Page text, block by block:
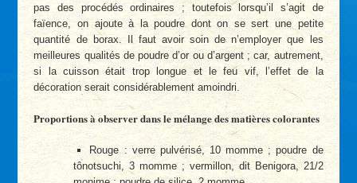
pas des procédés ordinaires ; toutefois lorsqu’il s’agit de
faïence, on ajoute à la poudre dont on se sert une petite
quantité de borax. Il faut avoir soin de n’employer que les
meilleures qualités de poudre d’or ou d’argent ; car, autrement,
si la cuisson était trop longue et le feu vif, l’effet de la
décoration serait considérablement amoindri.
Proportions à observer dans le mélange des matières colorantes
Rouge : verre pulvérisé, 10 momme ; poudre de
tônotsuchi, 3 momme ; vermillon, dit Benigora, 21/2